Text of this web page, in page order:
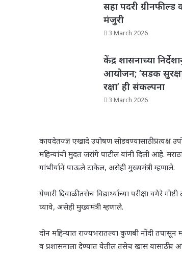
सहा पदरी ग्रीनफील्ड
मंजुरी
3 March 2026
केंद्र शासनाच्या
आयोजन; ‘सडक
रक्षा’ ही संकल्पना
3 March 2026
कायदेतज्ज्ञ एखादे उपोषण सोडवण्यासाठी प्रत्यक्ष
महिन्यांची मुदत जरांगे पाटील यांनी दिली आहे.
गांभीर्याने पाऊले टाकेल, असेही मुख्यमंत्री म्हणाले.
येणारी दिवाळी तसेच विद्यार्थ्यांच्या परीक्षा
घ्यावे, असेही मुख्यमंत्री म्हणाले.
दोन महिन्यात राज्यभरातल्या कुणबी नोंदी तपासून
व प्रशासनाला देण्यात येतील तसेच खास यासाठीच